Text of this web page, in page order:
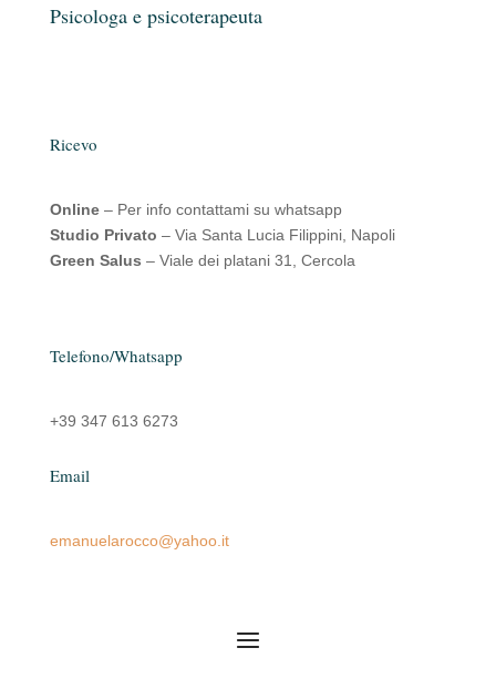
Psicologa e psicoterapeuta
Ricevo
Online– Per info contattami su whatsapp
Studio Privato – Via Santa Lucia Filippini, Napoli
Green Salus – Viale dei platani 31, Cercola
Telefono/Whatsapp
+39 347 613 6273
Email
emanuelarocco@yahoo.it